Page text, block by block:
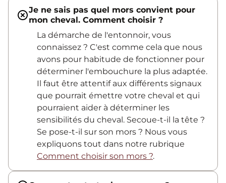
Je ne sais pas quel mors convient pour
mon cheval. Comment choisir ?
La démarche de l'entonnoir, vous
connaissez ? C'est comme cela que nous
avons pour habitude de fonctionner pour
déterminer l'embouchure la plus adaptée.
Il faut être attentif aux différents signaux
que pourrait émettre votre cheval et qui
pourraient aider à déterminer les
sensibilités du cheval. Secoue-t-il la tête ?
Se pose-t-il sur son mors ? Nous vous
expliquons tout dans notre rubrique
Comment choisir son mors ?.